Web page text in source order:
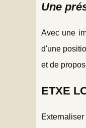
Une
Avec une
d'une
et de
ETXE